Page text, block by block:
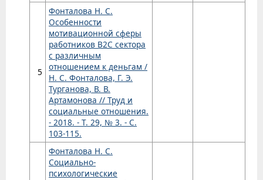
5
Фонталова Н. С.
Особенности
мотивационной сферы
работников В2С сектора
с различным
отношением к деньгам /
Н. С. Фонталова, Г. Э.
Турганова, В. В.
Артамонова // Труд и
социальные отношения.
- 2018. - Т. 29, № 3. - С.
103-115.
Фонталова Н. С.
Социально-
психологические